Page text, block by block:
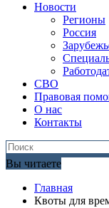
Новости
Регионы
Россия
СВО
Правовая
О нас
Контакты
Вы читаете
Главная
Квоты для